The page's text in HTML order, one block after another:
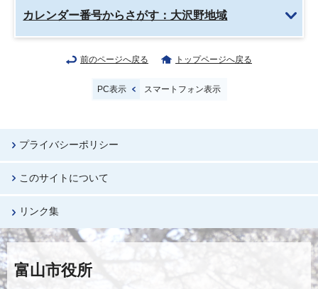
カレンダー番号からさがす：大沢野地域
前のページへ戻る トップページへ戻る
PC表示 スマートフォン表示
プライバシーポリシー
このサイトについて
リンク集
富山市役所